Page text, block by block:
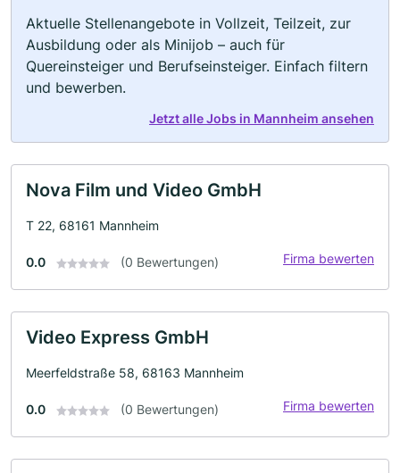
Aktuelle Stellenangebote in Vollzeit, Teilzeit, zur
Ausbildung oder als Minijob – auch für
Quereinsteiger und Berufseinsteiger. Einfach filtern
und bewerben.
Jetzt alle Jobs in Mannheim ansehen
Nova Film und Video GmbH
T 22, 68161 Mannheim
0.0 (0 Bewertungen) Firma bewerten
Video Express GmbH
Meerfeldstraße 58, 68163 Mannheim
0.0 (0 Bewertungen) Firma bewerten